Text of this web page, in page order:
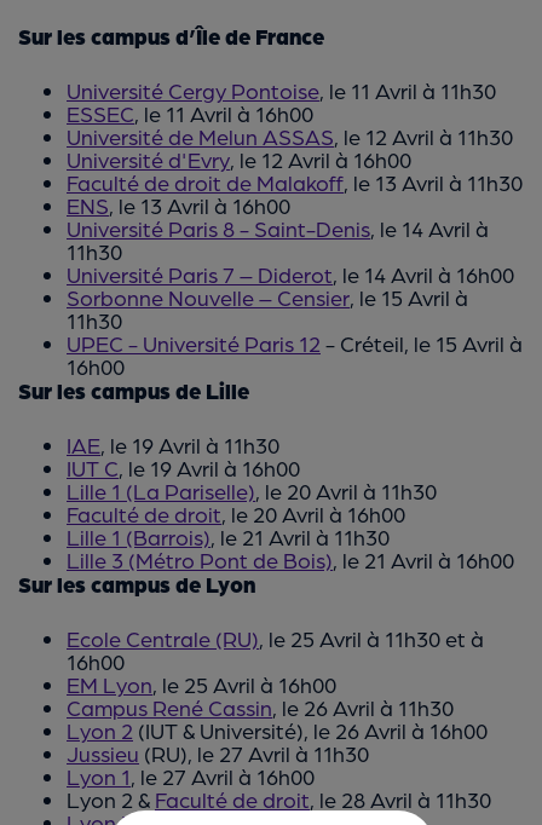
Sur les campus d’Île de France
Université Cergy Pontoise, le 11 Avril à 11h30
ESSEC, le 11 Avril à 16h00
Université de Melun ASSAS, le 12 Avril à 11h30
Université d'Evry, le 12 Avril à 16h00
Faculté de droit de Malakoff, le 13 Avril à 11h30
ENS, le 13 Avril à 16h00
Université Paris 8 - Saint-Denis, le 14 Avril à
11h30
Université Paris 7 – Diderot, le 14 Avril à 16h00
Sorbonne Nouvelle – Censier, le 15 Avril à
11h30
UPEC - Université Paris 12 - Créteil, le 15 Avril à
16h00
Sur les campus de Lille
IAE, le 19 Avril à 11h30
IUT C, le 19 Avril à 16h00
Lille 1 (La Pariselle), le 20 Avril à 11h30
Faculté de droit, le 20 Avril à 16h00
Lille 1 (Barrois), le 21 Avril à 11h30
Lille 3 (Métro Pont de Bois), le 21 Avril à 16h00
Sur les campus de Lyon
Ecole Centrale (RU), le 25 Avril à 11h30 et à
16h00
EM Lyon, le 25 Avril à 16h00
Campus René Cassin, le 26 Avril à 11h30
Lyon 2 (IUT & Université), le 26 Avril à 16h00
Jussieu (RU), le 27 Avril à 11h30
Lyon 1, le 27 Avril à 16h00
Lyon 2 & Faculté de droit, le 28 Avril à 11h30